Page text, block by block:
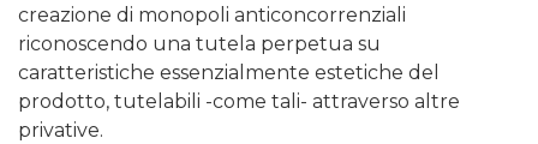
creazione di monopoli anticoncorrenziali
riconoscendo una tutela perpetua su
caratteristiche essenzialmente estetiche del
prodotto, tutelabili -come tali- attraverso altre
privative.